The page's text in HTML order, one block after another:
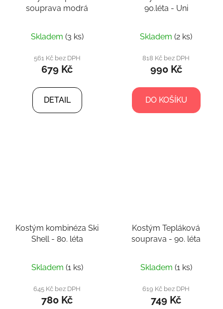
souprava modrá
Skladem (3 ks)
561 Kč bez DPH
679 Kč
DETAIL
90.léta - Uni
Skladem (2 ks)
818 Kč bez DPH
990 Kč
DO KOŠÍKU
Kostým kombinéza Ski
Shell - 80. léta
Skladem (1 ks)
645 Kč bez DPH
780 Kč
Kostým Tepláková
souprava - 90. léta
Skladem (1 ks)
619 Kč bez DPH
749 Kč